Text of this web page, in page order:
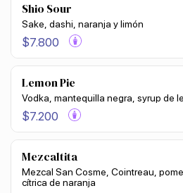
Shio Sour
Sake, dashi, naranja y limón
$7.800
Lemon Pie
Vodka, mantequilla negra, syrup de
$7.200
Mezcaltita
Mezcal San Cosme, Cointreau,
cítrica de naranja